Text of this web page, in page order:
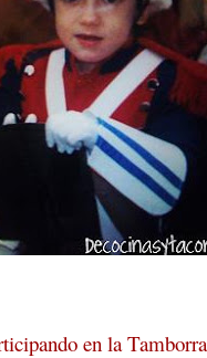
en la